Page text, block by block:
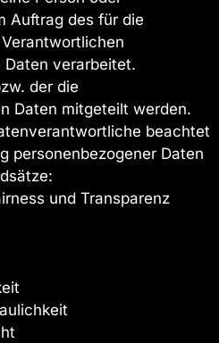
Auftrag des für die
Daten verarbeitet.
der die
Daten mitgeteilt werden.
beachtet
personenbezogener Daten
und Transparenz